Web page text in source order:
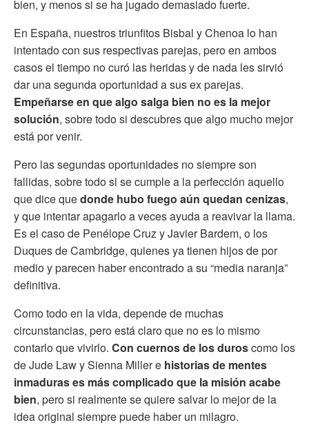
bien, y menos si se ha jugado demasiado fuerte.
En España, nuestros triunfitos Bisbal y Chenoa lo han
intentado con sus respectivas parejas, pero en ambos
casos el tiempo no curó las heridas y de nada les sirvió
dar una segunda oportunidad a sus ex parejas.
Empeñarse en que algo salga bien no es la mejor
solución, sobre todo si descubres que algo mucho mejor
está por venir.
Pero las segundas oportunidades no siempre son
fallidas, sobre todo si se cumple a la perfección aquello
que dice quedonde hubo fuego aún quedan cenizas,
y que intentar apagarlo a veces ayuda a reavivar la llama.
Es el caso de Penélope Cruz y Javier Bardem, o los
Duques de Cambridge, quienes ya tienen hijos de por
medio y parecen haber encontrado a su “media naranja”
definitiva.
Como todo en la vida, depende de muchas
circunstancias, pero está claro que no es lo mismo
contarlo que vivirlo. Con cuernos de los duroscomo los
de Jude Law y Sienna Miller e historias de mentes
inmaduras es más complicado que la misión acabe
bien, pero si realmente se quiere salvar lo mejor de la
idea original siempre puede haber un milagro.